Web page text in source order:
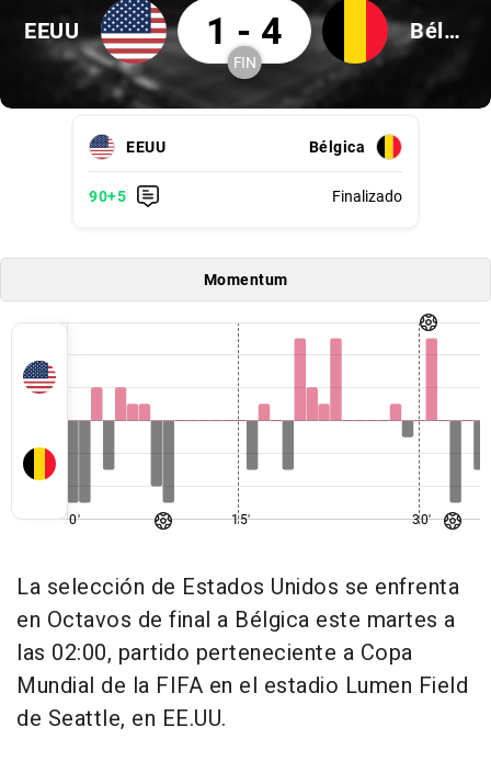
EEUU
EEUU 1 Bélgica 4
1 - 4
Finalizado
FIN
Bélgica
EEUU, Bélgica
EEUU Bélgica
Minuto 90 +5, Finalizado
Minuto 90 +5
90+5 Finalizado
Momentum
0' 15' 30'
La selección de Estados Unidos se enfrenta
en Octavos de final a Bélgica este martes a
las 02:00, partido perteneciente a Copa
Mundial de la FIFA en el estadio Lumen Field
de Seattle, en EE.UU.